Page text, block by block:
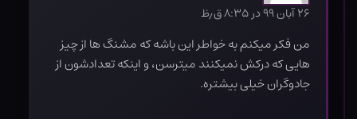
۲۶ آبان ۹۹ در ۸:۳۵ ق٫ظ
من فکر میکنم به خواطر این باشه که مشنگ ها از چیز
هایی که درکش نمیکنند میترسن، و اینکه تعدادشون از
جادوگران خیلی بیشتره.